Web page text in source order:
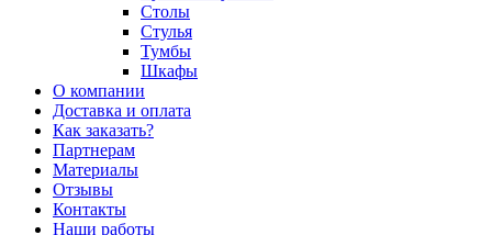
Столы
Стулья
Тумбы
Шкафы
О компании
Доставка и оплата
Как заказать?
Партнерам
Материалы
Отзывы
Контакты
Наши работы